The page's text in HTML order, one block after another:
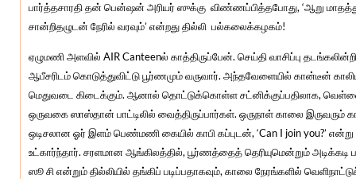
பார்த்தசாரதி தன் பென்ஷன் அரியர் ஸுக்கு விண்ணப்பித்தபோது, ‘ஆறு
சான்றிதழுடன் நேரில் வரவும்’ என்றது தில்லி பல்கலைக்கழகம்!
ஏழுமணி அளவில் AIR Canteenல் காத்திருப்பேன். செய்தி வாசிப்பு தடங்கலின்றி
ஆபீசரிடம் கொடுத்துவிட்டு பூர்ணமும் வருவார். அந்தவேளையில் கான்டீன்
மெதுவடை கிடைக்கும். ஆனால் தொட்டுக்கொள்ள சட்னிக்குப்பதிலாக, வெள்ளைப்
ஒருவகை ஸாஸ்தான் பாட்டிலில் வைத்திருப்பார்கள். ஒருநாள் காலை இருவரும்
ஒடிசலான ஓர் இளம் பெண்மணி கையில் காபி கப்புடன், ‘Can I join you?’ என்று
உட்கார்ந்தார். சரளமான ஆங்கிலத்தில், பூர்ணத்தைத் தெரியுமென்றும்
ஸூ சி என்றும் தில்லியில் தங்கிப் படிப்பதாகவும், காலை நேரங்களில்